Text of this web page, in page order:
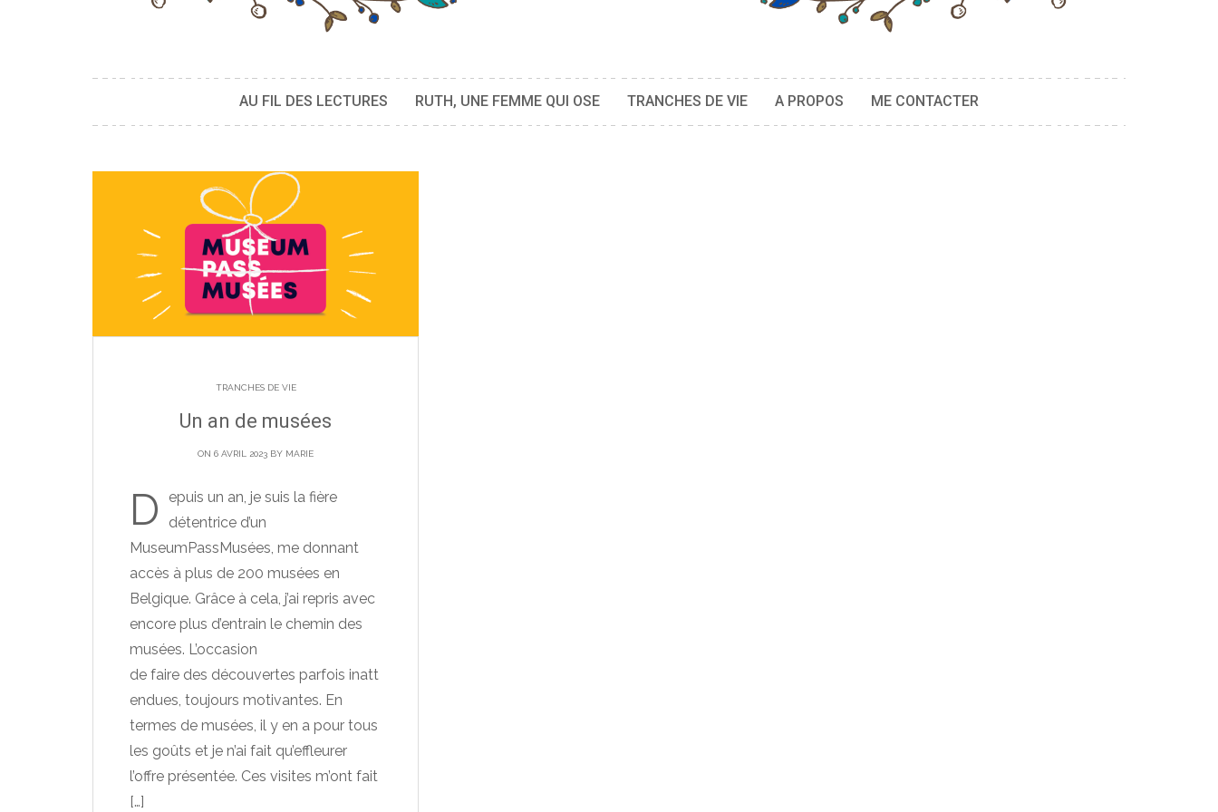
AU FIL DES LECTURES RUTH, UNE FEMME QUI OSE TRANCHES DE VIE A PROPOS ME CONTACTER
TRANCHES DE VIE
Un an de musées
ON 6 AVRIL 2023 BY MARIE
D
epuis un an, je suis la fière
détentrice d’un
MuseumPassMusées, me donnant
accès à plus de 200 musées en
Belgique. Grâce à cela, j’ai repris avec
encore plus d’entrain le chemin des
musées. L’occasion
de faire des découvertes parfois inatt
endues, toujours motivantes. En
termes de musées, il y en a pour tous
les goûts et je n’ai fait qu’effleurer
l’offre présentée. Ces visites m’ont fait
[…]